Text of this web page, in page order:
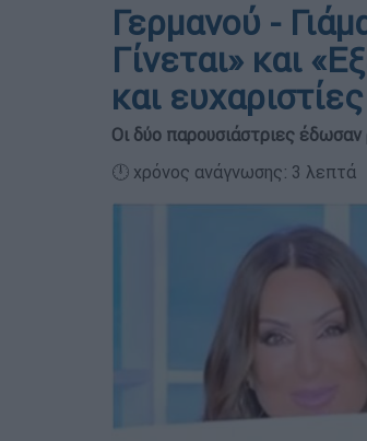
Γερμανού -
Γίνεται» και
και ευχαριστίες
Οι δύο παρουσιάστριες
🕛 χρόνος ανάγνωσης: 3 λεπτά